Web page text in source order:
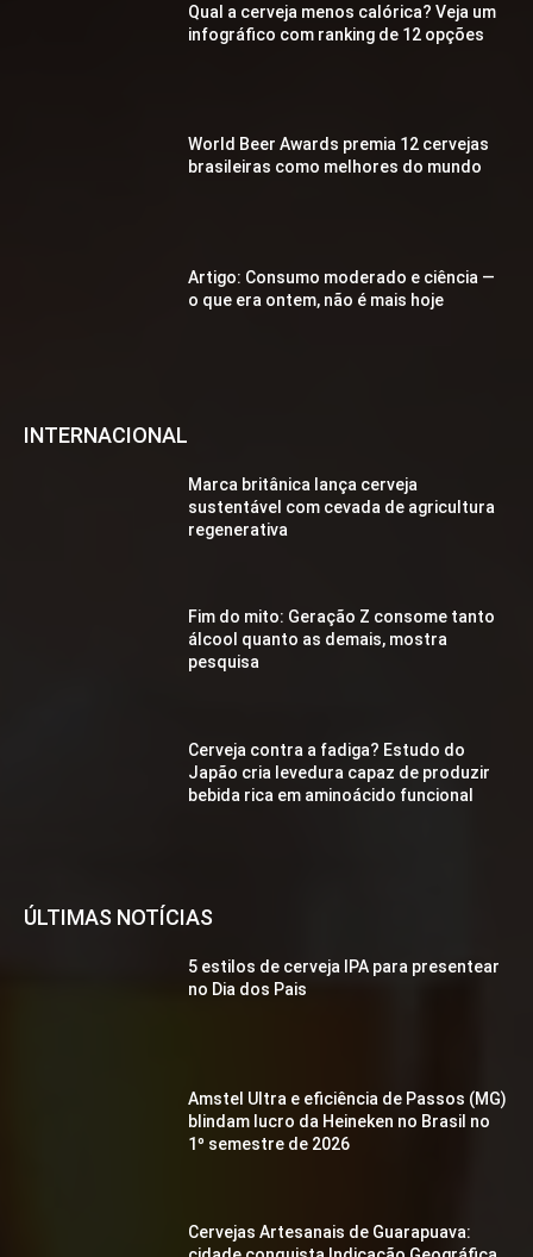
Qual a cerveja menos calórica? Veja um
infográfico com ranking de 12 opções
World Beer Awards premia 12 cervejas
brasileiras como melhores do mundo
Artigo: Consumo moderado e ciência —
o que era ontem, não é mais hoje
INTERNACIONAL
Marca britânica lança cerveja
sustentável com cevada de agricultura
regenerativa
Fim do mito: Geração Z consome tanto
álcool quanto as demais, mostra
pesquisa
Cerveja contra a fadiga? Estudo do
Japão cria levedura capaz de produzir
bebida rica em aminoácido funcional
ÚLTIMAS NOTÍCIAS
5 estilos de cerveja IPA para presentear
no Dia dos Pais
Amstel Ultra e eficiência de Passos (MG)
blindam lucro da Heineken no Brasil no
1º semestre de 2026
Cervejas Artesanais de Guarapuava: